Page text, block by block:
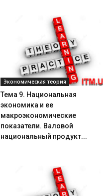
Экономическая теория
Тема 9. Национальная
экономика и ее
макроэкономические
показатели. Валовой
национальный продукт...